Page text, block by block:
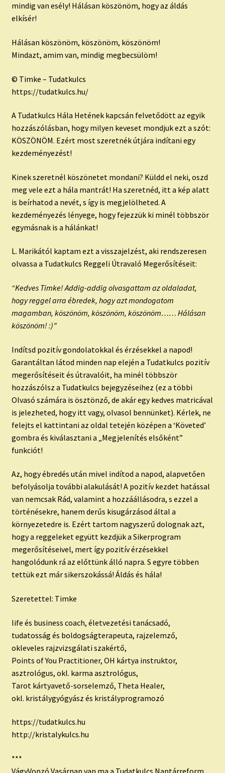
mindig van esély! Hálásan köszönöm, hogy az áldás
elkísér!
Hálásan köszönöm, köszönöm, köszönöm!
Mindazt, amim van, mindig megbecsülöm!
© Timke – Tudatkulcs
https://tudatkulcs.hu/
A Tudatkulcs Hála Hetének kapcsán felvetődött az egyik
hozzászólásban, hogy milyen keveset mondjuk ezt a szót:
KÖSZÖNÖM. Ezért most szeretnék útjára indítani egy
kezdeményezést!
Kinek szeretnél köszönetet mondani? Küldd el neki, oszd
meg vele ezt a hála mantrát! Ha szeretnéd, itt a kép alatt
is beírhatod a nevét, s így is megjelölheted. A
kezdeményezés lényege, hogy fejezzük ki minél többször
egymásnak is a hálánkat!
L. Marikától kaptam ezt a visszajelzést, aki rendszeresen
olvassa a Tudatkulcs Reggeli Útravaló Megerősítéseit:
“Kedves Timke! Addig-addig olvasgattam az oldaladat,
hogy reggel arra ébredek, hogy azt mondogatom
magamban, köszönöm, köszönöm, köszönöm…… Hálásan
köszönöm! :)”
Indítsd pozitív gondolatokkal és érzésekkel a napod!
Garantáltan látod minden nap elején a Tudatkulcs pozitív
megerősítéseit és útravalóit, ha minél többször
hozzászólsz a Tudatkulcs bejegyzéseihez (ez a többi
Olvasó számára is ösztönző, de akár egy kedves matricával
is jelezheted, hogy itt vagy, olvasol bennünket). Kérlek, ne
felejts el kattintani az oldal tetején középen a ‘Követed’
gombra és kiválasztani a „Megjelenítés elsőként”
funkciót!
Az, hogy ébredés után mivel indítod a napod, alapvetően
befolyásolja további alakulását! A pozitív kezdet hatással
van nemcsak Rád, valamint a hozzáállásodra, s ezzel a
történésekre, hanem derűs kisugárzásod által a
környezetedre is. Ezért tartom nagyszerű dolognak azt,
hogy a reggeleket együtt kezdjük a Sikerprogram
megerősítéseivel, mert így pozitív érzésekkel
hangolódunk rá az előttünk álló napra. S egyre többen
tettük ezt már sikerszokássá! Áldás és hála!
Szeretettel: Timke
life és business coach, életvezetési tanácsadó,
tudatosság és boldogságterapeuta, rajzelemző,
okleveles rajzvizsgálati szakértő,
Points of You Practitioner, OH kártya instruktor,
asztrológus, okl. karma asztrológus,
Tarot kártyavető-sorselemző, Theta Healer,
okl. kristálygyógyász és kristályprogramozó
https://tudatkulcs.hu
http://kristalykulcs.hu
***
VágyVonzó Vasárnap van ma a Tudatkulcs Naptárreform